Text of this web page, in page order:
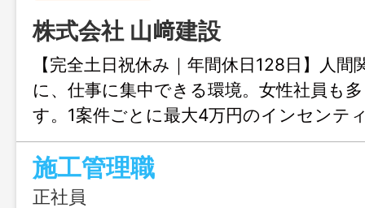
株式会社 山﨑建設
【完全土日祝休み｜年間休日128日】人間
に、仕事に集中できる環境。女性社員も
す。1案件ごとに最大4万円のインセンテ
り、頑張りは給与に直接還元！社員の働
考える建設会社で働きませんか？
施工管理職
正社員